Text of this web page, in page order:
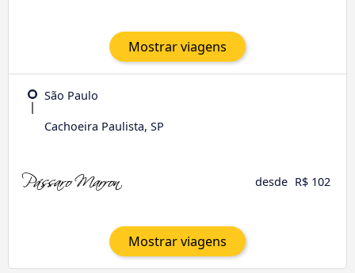
Mostrar viagens
São Paulo
Cachoeira Paulista, SP
desde R$ 102
Mostrar viagens